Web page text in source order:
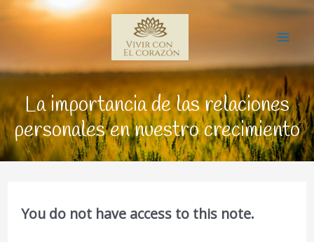
La importancia de las relaciones
personales en nuestro crecimiento
You do not have access to this note.